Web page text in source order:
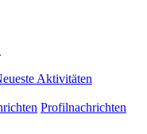
Aktivitäten
Profilnachrichten